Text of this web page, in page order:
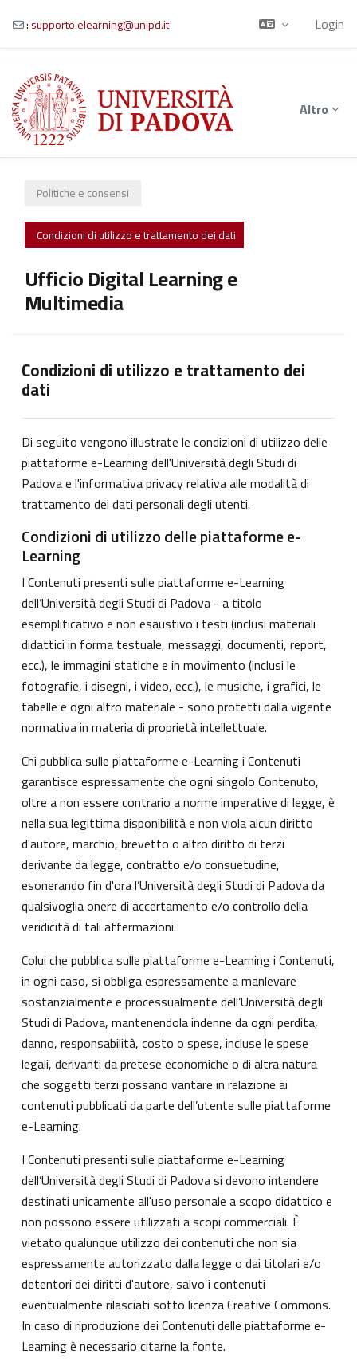
Vai al contenuto principale
: supporto.elearning@unipd.it Login
Altro
Politiche e consensi
Condizioni di utilizzo e trattamento dei dati
Ufficio Digital Learning e
Multimedia
Condizioni di utilizzo e trattamento dei
dati
Di seguito vengono illustrate le condizioni di utilizzo delle
piattaforme e-Learning dell'Università degli Studi di
Padova e l'informativa privacy relativa alle modalità di
trattamento dei dati personali degli utenti.
Condizioni di utilizzo delle piattaforme e-
Learning
I Contenuti presenti sulle piattaforme e-Learning
dell’Università degli Studi di Padova - a titolo
esemplificativo e non esaustivo i testi (inclusi materiali
didattici in forma testuale, messaggi, documenti, report,
ecc.), le immagini statiche e in movimento (inclusi le
fotografie, i disegni, i video, ecc.), le musiche, i grafici, le
tabelle e ogni altro materiale - sono protetti dalla vigente
normativa in materia di proprietà intellettuale.
Chi pubblica sulle piattaforme e-Learning i Contenuti
garantisce espressamente che ogni singolo Contenuto,
oltre a non essere contrario a norme imperative di legge, è
nella sua legittima disponibilità e non viola alcun diritto
d'autore, marchio, brevetto o altro diritto di terzi
derivante da legge, contratto e/o consuetudine,
esonerando fin d'ora l’Università degli Studi di Padova da
qualsivoglia onere di accertamento e/o controllo della
veridicità di tali affermazioni.
Colui che pubblica sulle piattaforme e-Learning i Contenuti,
in ogni caso, si obbliga espressamente a manlevare
sostanzialmente e processualmente dell’Università degli
Studi di Padova, mantenendola indenne da ogni perdita,
danno, responsabilità, costo o spese, incluse le spese
legali, derivanti da pretese economiche o di altra natura
che soggetti terzi possano vantare in relazione ai
contenuti pubblicati da parte dell’utente sulle piattaforme
e-Learning.
I Contenuti presenti sulle piattaforme e-Learning
dell’Università degli Studi di Padova si devono intendere
destinati unicamente all'uso personale a scopo didattico e
non possono essere utilizzati a scopi commerciali. È
vietato qualunque utilizzo dei contenuti che non sia
espressamente autorizzato dalla legge o dai titolari e/o
detentori dei diritti d'autore, salvo i contenuti
eventualmente rilasciati sotto licenza Creative Commons.
In caso di riproduzione dei Contenuti delle piattaforme e-
Learning è necessario citarne la fonte.